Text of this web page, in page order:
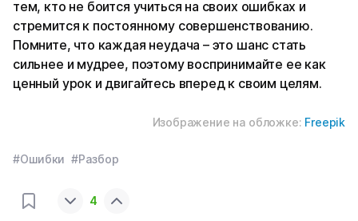
тем, кто не боится учиться на своих ошибках и
стремится к постоянному совершенствованию.
Помните, что каждая неудача – это шанс стать
сильнее и мудрее, поэтому воспринимайте ее как
ценный урок и двигайтесь вперед к своим целям.
Изображение на обложке: Freepik
#Ошибки #Разбор
4